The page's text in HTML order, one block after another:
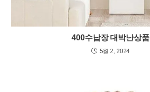
400수납장 대박난상품
5월 2, 2024